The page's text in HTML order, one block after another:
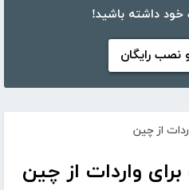
خود داشته باشید!
و نصب رایگان
از چین
واردات از چین